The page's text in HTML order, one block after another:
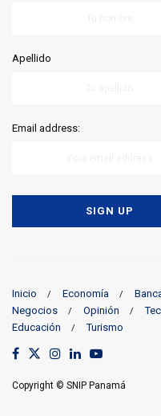
Apellido
Email address:
Inicio Economía
Negocios
Opinión
Educación
Turismo
Copyright © SNIP Panamá